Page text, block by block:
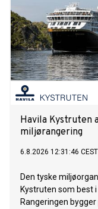
Havila Kystruten
miljørangering
6.8.2026 12:31:46 CEST
Den tyske
Kystruten som best
Rangeringen